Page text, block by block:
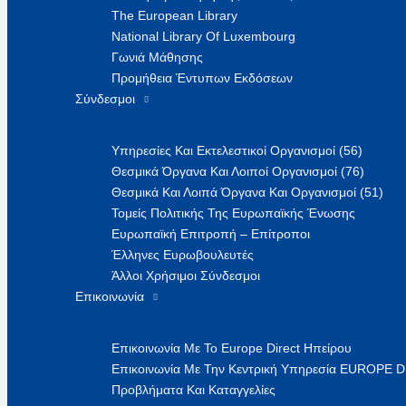
The European Library
National Library Of Luxembourg
Γωνιά Μάθησης
Προμήθεια Έντυπων Εκδόσεων
Σύνδεσμοι
Υπηρεσίες Και Εκτελεστικοί Οργανισμοί (56)
Θεσμικά Όργανα Και Λοιποί Οργανισμοί (76)
Θεσμικά Και Λοιπά Όργανα Και Οργανισμοί (51)
Τομείς Πολιτικής Της Ευρωπαϊκής Ένωσης
Ευρωπαϊκή Επιτροπή – Επίτροποι
Έλληνες Ευρωβουλευτές
Άλλοι Χρήσιμοι Σύνδεσμοι
Επικοινωνία
Επικοινωνία Με Το Europe Direct Ηπείρου
Επικοινωνία Με Την Κεντρική Υπηρεσία EUROPE
Προβλήματα Και Καταγγελίες